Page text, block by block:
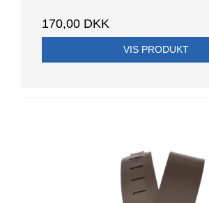
170,00 DKK
VIS PRODUKT